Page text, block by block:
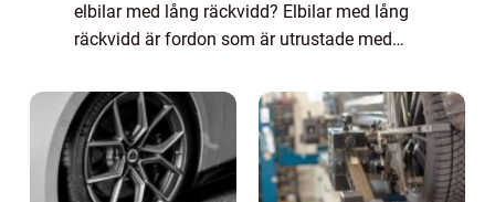
elbilar med lång räckvidd? Elbilar med lång
räckvidd är fordon som är utrustade med
längre sträckor innan de behöver ladd...